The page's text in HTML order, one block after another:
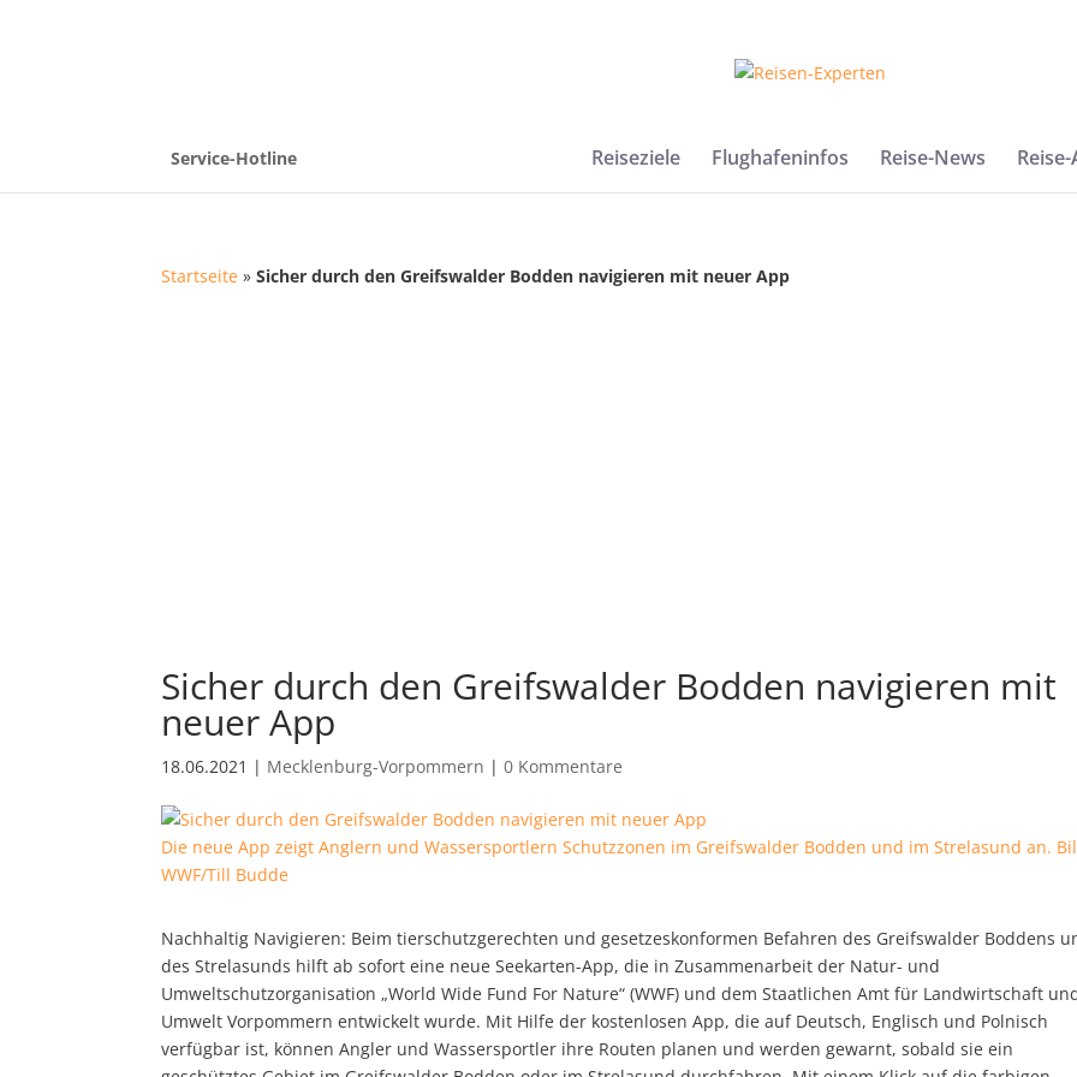
Service-Hotline Reiseziele Flughafeninfos Reise-News
Startseite »Sicher durch den Greifswalder Bodden navigieren mit neuer App
Sicher durch den Greifswalder Bodden navigieren mit
neuer App
18.06.2021 | Mecklenburg-Vorpommern |0 Kommentare
Die neue App zeigt Anglern und Wassersportlern Schutzzonen im Greifswalder Bodden und im Strelasund an.
WWF/Till Budde
Nachhaltig Navigieren: Beim tierschutzgerechten und gesetzeskonformen Befahren des Greifswalder Boddens
des Strelasunds hilft ab sofort eine neue Seekarten-App, die in Zusammenarbeit der Natur- und
Umweltschutzorganisation „World Wide Fund For Nature“ (WWF) und dem Staatlichen Amt für Landwirtschaft
Umwelt Vorpommern entwickelt wurde. Mit Hilfe der kostenlosen App, die auf Deutsch, Englisch und Polnisch
verfügbar ist, können Angler und Wassersportler ihre Routen planen und werden gewarnt, sobald sie ein